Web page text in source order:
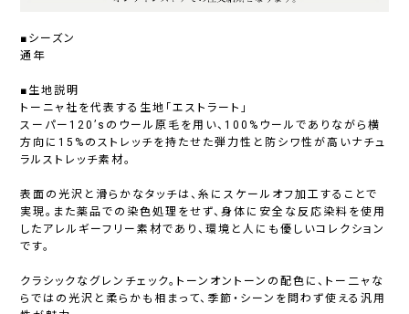
■シーズン
通年
■生地説明
トーニャ社を代表する生地「エストラート」
スーパー120’sのウール原毛を用い、100%ウールでありながら横
方向に15%のストレッチを持たせた弾力性と防シワ性が高いナチュ
ラルストレッチ素材。
表面の光沢と滑らかなタッチは、糸にスケールオフ加工することで
実現。また薬品での染色処理をせず、身体に安全な反応染料を使用
したアレルギーフリー素材であり、環境と人にも優しいコレクション
です。
クラシックなグレンチェック。トーンオントーンの配色に、トー二ャな
らではの光沢と柔らかも相まって、季節・シーンを問わず使える汎用